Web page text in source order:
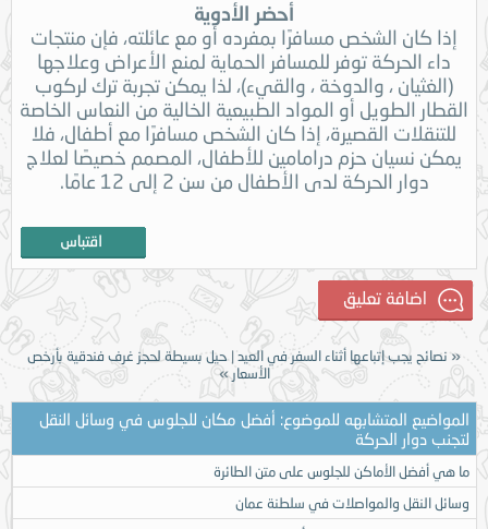
أحضر الأدوية
إذا كان الشخص مسافرًا بمفرده أو مع عائلته، فإن منتجات
داء الحركة توفر للمسافر الحماية لمنع الأعراض وعلاجها
(الغثيان ، والدوخة ، والقيء)، لذا يمكن تجربة ترك لركوب
القطار الطويل أو المواد الطبيعية الخالية من النعاس الخاصة
للتنقلات القصيرة، إذا كان الشخص مسافرًا مع أطفال، فلا
يمكن نسيان حزم درامامين للأطفال، المصمم خصيصًا لعلاج
دوار الحركة لدى الأطفال من سن 2 إلى 12 عامًا.
« نصائح يجب إتباعها أثناء السفر في العيد| حيل بسيطة لحجز غرف فندقية بأرخص
الأسعار »
المواضيع المتشابهه للموضوع: أفضل مكان للجلوس في وسائل النقل
لتجنب دوار الحركة
ما هي أفضل الأماكن للجلوس على متن الطائرة
وسائل النقل والمواصلات في سلطنة عمان